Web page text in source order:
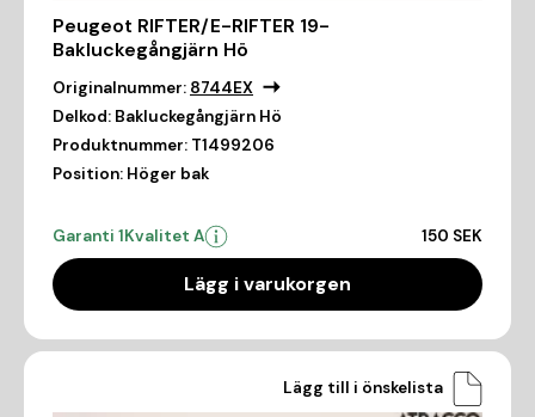
Peugeot RIFTER/E-RIFTER 19-
Bakluckegångjärn Hö
Originalnummer: 8744EX
Delkod: Bakluckegångjärn Hö
Produktnummer: T1499206
Position: Höger bak
Garanti 1Kvalitet A 150 SEK
Lägg i varukorgen
Lägg till i önskelista